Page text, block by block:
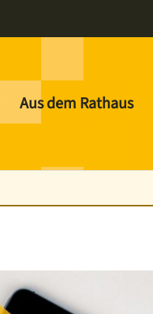
Aus dem Rathaus